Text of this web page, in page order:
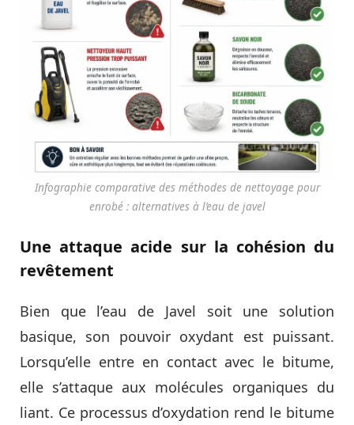
Infographie comparative des méthodes de nettoyage pour
enrobé : alternatives à l’eau de javel
Une attaque acide sur la cohésion du
revêtement
Bien que l’eau de Javel soit une solution
basique, son pouvoir oxydant est puissant.
Lorsqu’elle entre en contact avec le bitume,
elle s’attaque aux molécules organiques du
liant. Ce processus d’oxydation rend le bitume